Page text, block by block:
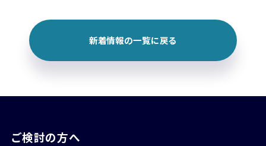
新着情報の一覧に戻る
ご検討の方へ